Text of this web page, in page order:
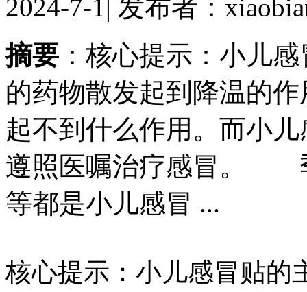
2024-7-1| 发布者：
摘要 ：核心提示：小儿
的药物散发起到降温的
起不到什么作用。而小
遵照医嘱治疗感冒。
等都是小儿感冒 ...
核心提示：小儿感冒贴的